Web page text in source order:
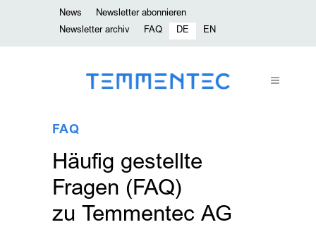
News
Newsletter abonnieren
Newsletter archiv
FAQ DE EN
FAQ
Häufig gestellte
Fragen (FAQ)
zu Temmentec AG